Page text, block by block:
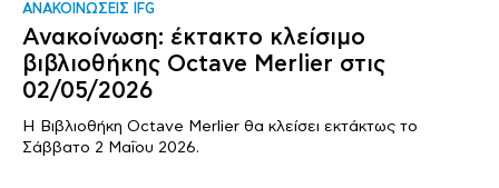
ΑΝΑΚΟΙΝΩΣΕΙΣ IFG
Ανακοίνωση: έκτακτο κλείσιμο
βιβλιοθήκης Octave Merlier στις
02/05/2026
Η Βιβλιοθήκη Octave Merlier θα κλείσει εκτάκτως το
Σάββατο 2 Μαΐου 2026.